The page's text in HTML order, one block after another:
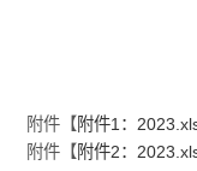
附件【附件1：
附件【附件2：